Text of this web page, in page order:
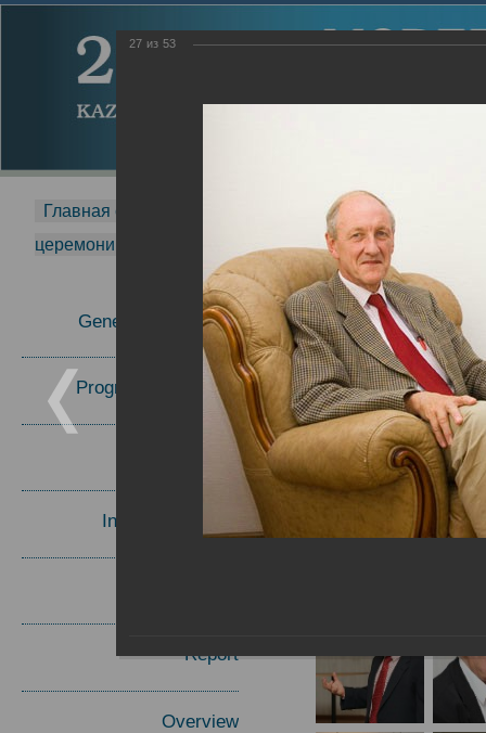
Главная страница 2014 -
церемонии вручения премии Zavoisky Award
General Information
Program Committee
Topics
Invited Speakers
Report
Overview
Report
2006 г.
27 из 53